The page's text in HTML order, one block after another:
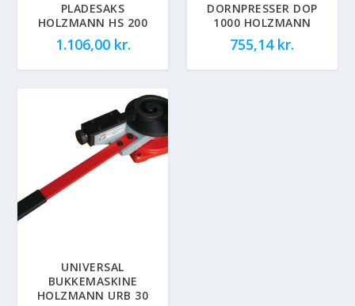
PLADESAKS
HOLZMANN HS 200
1.106,00 kr.
DORNPRESSER DOP
1000 HOLZMANN
755,14 kr.
UNIVERSAL
BUKKEMASKINE
HOLZMANN URB 30